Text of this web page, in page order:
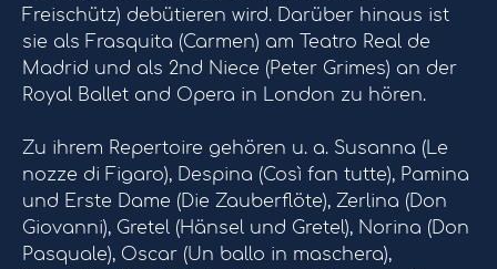
Freischütz) debütieren wird. Darüber hinaus ist
sie als Frasquita (Carmen) am Teatro Real de
Madrid und als 2nd Niece (Peter Grimes) an der
Royal Ballet and Opera in London zu hören.
Zu ihrem Repertoire gehören u. a. Susanna (Le
nozze di Figaro), Despina (Così fan tutte), Pamina
und Erste Dame (Die Zauberflöte), Zerlina (Don
Giovanni), Gretel (Hänsel und Gretel), Norina (Don
Pasquale), Oscar (Un ballo in maschera),